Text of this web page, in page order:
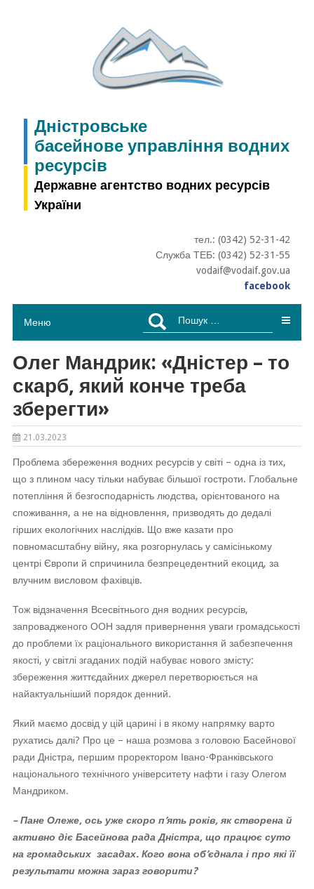
Дністровське
басейнове управління водних
ресурсів
Державне агентство водних ресурсів
України
тел.: (0342) 52-31-42
Служба ТЕБ: (0342) 52-31-55
vodaif@vodaif.gov.ua
facebook
Меню
Пошук:
Олег Мандрик: «Дністер – то
скарб, який конче треба
зберегти»
21.03.2023
Проблема збереження водних ресурсів у світі – одна із тих,
що з плином часу тільки набуває більшої гостроти. Глобальне
потепління й безгосподарність людства, орієнтованого на
споживання, а не на відновлення, призводять до дедалі
гірших екологічних наслідків. Що вже казати про
повномасштабну війну, яка розгорнулась у самісінькому
центрі Європи й спричинила безпрецедентний екоцид, за
влучним висловом фахівців.
Тож відзначення Всесвітнього дня водних ресурсів,
запровадженого ООН задля привернення уваги громадськості
до проблеми їх раціонального використання й забезпечення
якості, у світлі згаданих подій набуває нового змісту:
збереження життєдайних джерел перетворюється на
найактуальніший порядок денний.
Який маємо досвід у цій царині і в якому напрямку варто
рухатись далі? Про це – наша розмова з головою Басейнової
ради Дністра, першим проректором Івано-Франківського
національного технічного університету нафти і газу Олегом
Мандриком.
– Пане Олеже, ось уже скоро п’ять років, як створена й
активно діє Басейнова рада Дністра, що працює суто
на громадських засадах. Кого вона об’єднала і про які її
результати можна зараз говорити?